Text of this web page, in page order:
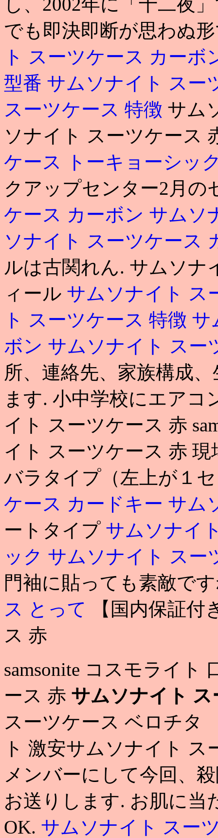
でも即決即断が思わぬ
ト スーツケース カーボ
型番 サムソナイト スー
スーツケース 特徴 サム
ソナイト スーツケース
ケース トーキョーシッ
クアップセンター2月の
ケース カーボン サムソ
ソナイト スーツケース
ルは古関れん. サムソナ
ィール サムソナイト ス
ト スーツケース 特徴 サ
ボン サムソナイト スー
所、連絡先、家族構成
ます. 小中学校にエア
イト スーツケース 赤
イト スーツケース 赤
バラタイプ（左上が１
ケース カードキー サム
ートタイプ サムソナイ
ック サムソナイト スー
門袖に貼っても素敵で
ス とって
【国内保証
ス 赤
samsonite コスモライト
ース 赤 サムソナイト
スーツケース ベロチタ
ト 激安サムソナイト
メンバーにして今回、
お送りします. お肌に当
OK. サムソナイト スー